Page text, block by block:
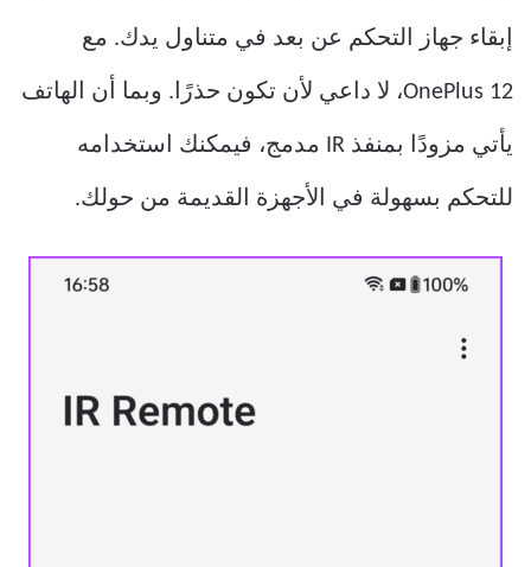
إبقاء جهاز التحكم عن بعد في متناول يدك. مع
OnePlus 12، لا داعي لأن تكون حذرًا. وبما أن الهاتف
يأتي مزودًا بمنفذ IR مدمج، فيمكنك استخدامه
للتحكم بسهولة في الأجهزة القديمة من حولك.